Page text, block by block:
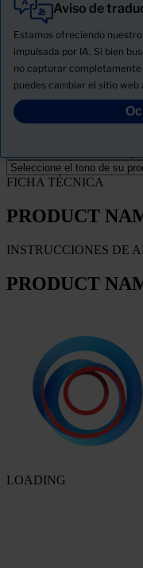
Aviso de
Estamos ofreciendo
impulsada por IA. Si bien
no capturar
puedes cambiar el sitio web
Todo
Productos
Descargue la ficha de
PRODUCT
FICHA TÉCNICA
PRODUCT
INSTRUCCIONES DE
PRODUCT
LOADING